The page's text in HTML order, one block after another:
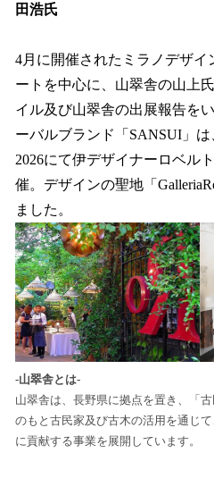
田浩氏
4月に開催されたミラノデザ
ートを中心に、山翠舎の山上
イル及び山翠舎の出展報告を
ーバルブランド「SANSUI」
2026にて伊デザイナーロベル
催。デザインの聖地「
ました。
-山翠舎とは-
山翠舎は、長野県に拠点を置き、「
のもと古民家及び古木の活用を通じ
に貢献する事業を展開しています。